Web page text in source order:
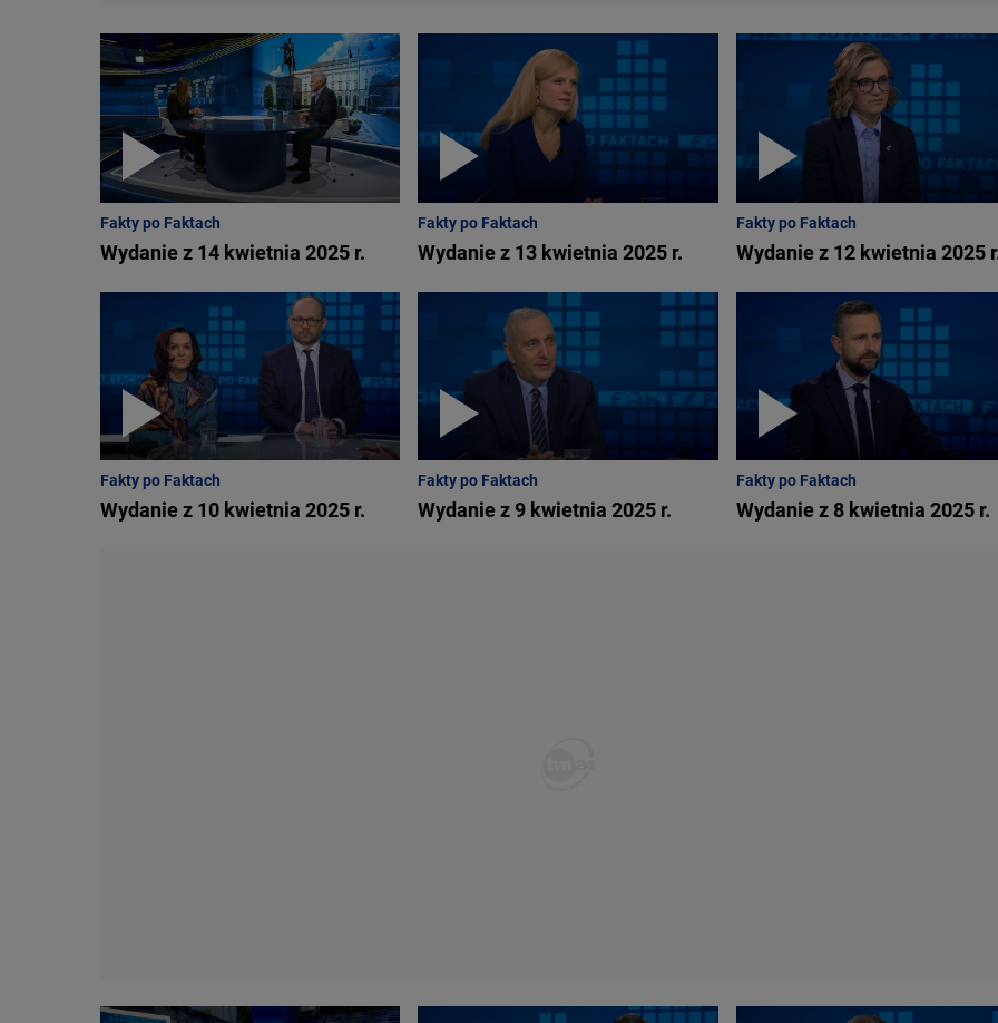
Fakty po Faktach
Wydanie z 14 kwietnia 2025 r.
Fakty po Faktach
Wydanie z 13 kwietnia 2025 r.
Fakty po Faktach
Wydanie z 12 kwietnia 2025
Fakty po Faktach
Wydanie z 10 kwietnia 2025 r.
Fakty po Faktach
Wydanie z 9 kwietnia 2025 r.
Fakty po Faktach
Wydanie z 8 kwietnia 2025 r.